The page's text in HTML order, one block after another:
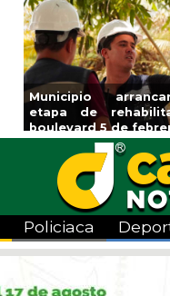
Municipio
etapa de
boulevard 5 de
Policiaca